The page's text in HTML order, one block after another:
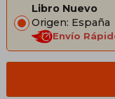
Libro Nuevo
Origen: España
Envío